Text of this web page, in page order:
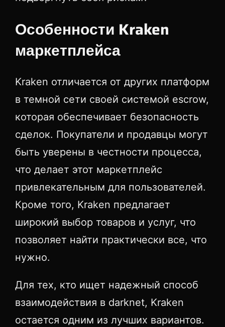
Особенности Kraken
маркетплейса
Kraken отличается от других платформ
в темной сети своей системой escrow,
которая обеспечивает безопасность
сделок. Покупатели и продавцы могут
быть уверены в честности процесса,
что делает этот маркетплейс
привлекательным для пользователей.
Кроме того, Kraken предлагает
широкий выбор товаров и услуг, что
позволяет найти практически все, что
нужно.
Для тех, кто ищет надежный способ
взаимодействия в darknet, Kraken
остается одним из лучших вариантов.